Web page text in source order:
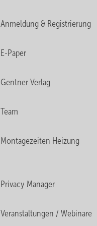
Anmeldung & Registrierung
E-Paper
Gentner Verlag
Team
Montagezeiten Heizung
Privacy Manager
Veranstaltungen / Webinare